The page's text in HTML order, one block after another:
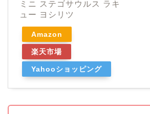
ミニ ステゴサウルス ラキ
ュー ヨシリツ
Amazon
楽天市場
Yahooショッピング